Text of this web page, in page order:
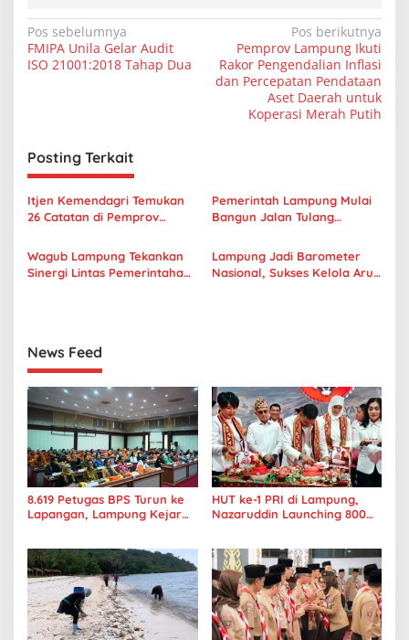
N
a
a
s
i
o
Pos sebelumnya
FMIPA Unila Gelar Audit
ISO 21001:2018 Tahap Dua
Pos berikutnya
Pemprov Lampung Ikuti
Rakor Pengendalian Inflasi
dan Percepatan Pendataan
Aset Daerah untuk
Koperasi Merah Putih
Posting Terkait
Itjen Kemendagri Temukan
26 Catatan di Pemprov
OPD Bergerak Cepat
Pemerintah Lampung Mulai
Bangun Jalan Tulang
Mesir
Wagub Lampung Tekankan
Sinergi Lintas Pemerintahan
Lampung Jadi Barometer
Nasional, Sukses Kelola Arus
News Feed
8.619 Petugas BPS Turun ke
Lapangan, Lampung Kejar
HUT ke-1 PRI di Lampung,
Nazaruddin Launching 800